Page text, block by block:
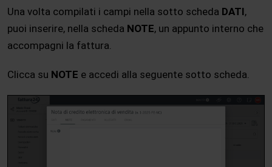
Una volta compilati i campi nella sotto scheda DATI,
puoi inserire, nella scheda NOTE, un appunto interno che
accompagni la fattura.
Clicca su NOTE e accedi alla seguente sotto scheda.